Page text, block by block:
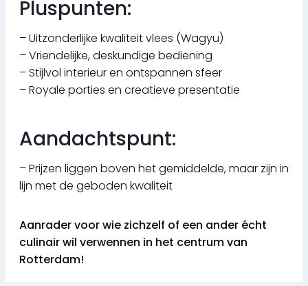
Pluspunten:
– Uitzonderlijke kwaliteit vlees (Wagyu)
– Vriendelijke, deskundige bediening
– Stijlvol interieur en ontspannen sfeer
– Royale porties en creatieve presentatie
Aandachtspunt:
– Prijzen liggen boven het gemiddelde, maar zijn in
lijn met de geboden kwaliteit
Aanrader voor wie zichzelf of een ander écht
culinair wil verwennen in het centrum van
Rotterdam!